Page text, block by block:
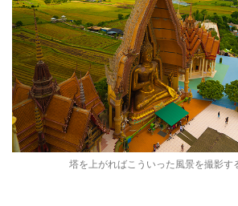
塔を上がればこういった風景を撮影す